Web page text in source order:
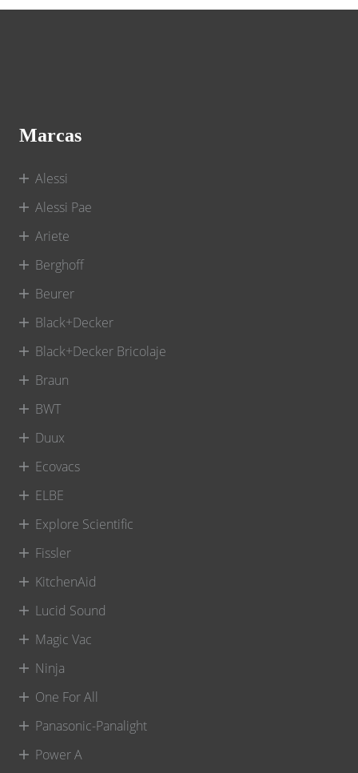
Marcas
Alessi
Alessi Pae
Ariete
Berghoff
Beurer
Black+Decker
Black+Decker Bricolaje
Braun
BWT
Duux
Ecovacs
ELBE
Explore Scientific
Fissler
KitchenAid
Lucid Sound
Magic Vac
Ninja
One For All
Panasonic-Panalight
Power A